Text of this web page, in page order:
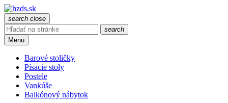
search close
search
Menu
Barové stoličky
Písacie stoly
Postele
Vankúše
Balkónový nábytok